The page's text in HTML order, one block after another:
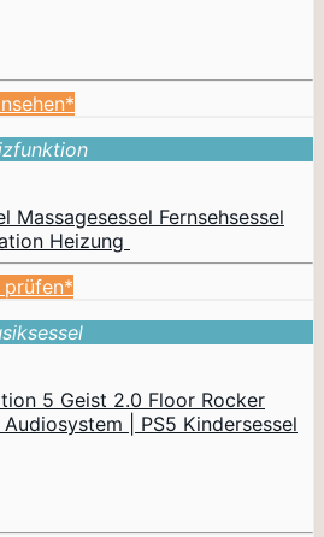
Massagesessel Fernsehsessel
Heizung
5 Geist 2.0 Floor Rocker
| PS5 Kindersessel